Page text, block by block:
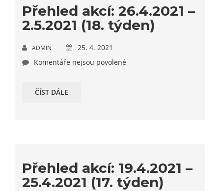
Přehled akcí: 26.4.2021 –
2.5.2021 (18. týden)
ADMIN
25. 4. 2021
Komentáře nejsou povolené
ČÍST DÁLE
Přehled akcí: 19.4.2021 –
25.4.2021 (17. týden)